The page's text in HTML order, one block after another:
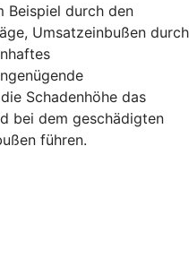
Beispiel durch den
Umsatzeinbußen durch
Schadenhöhe das
bei dem geschädigten
führen.